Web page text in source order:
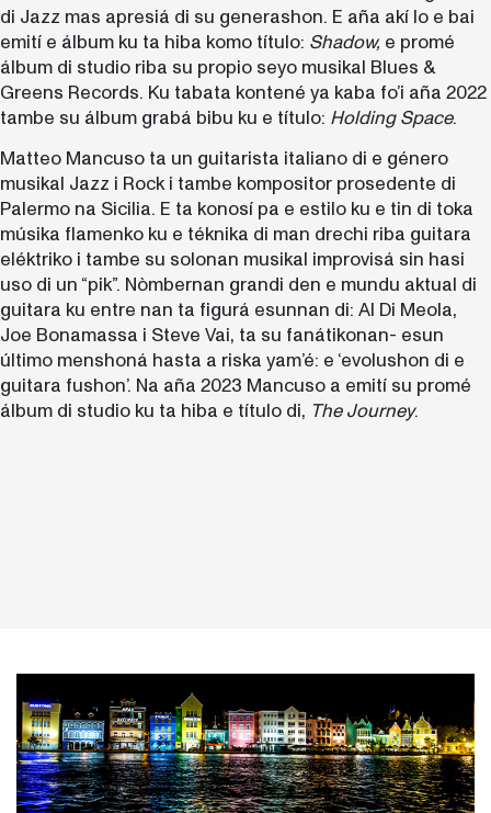
di Jazz mas apresiá di su generashon. E aña akí lo e bai
emití e álbum ku ta hiba komo título: Shadow, e promé
álbum di studio riba su propio seyo musikal Blues &
Greens Records. Ku tabata kontené ya kaba fo’i aña 2022
tambe su álbum grabá bibu ku e título: Holding Space.
Matteo Mancuso ta un guitarista italiano di e género
musikal Jazz i Rock i tambe kompositor prosedente di
Palermo na Sicilia. E ta konosí pa e estilo ku e tin di toka
músika flamenko ku e téknika di man drechi riba guitara
eléktriko i tambe su solonan musikal improvisá sin hasi
uso di un “pik”. Nòmbernan grandi den e mundu aktual di
guitara ku entre nan ta figurá esunnan di: Al Di Meola,
Joe Bonamassa i Steve Vai, ta su fanátikonan- esun
último menshoná hasta a riska yam’é: e ‘evolushon di e
guitara fushon’. Na aña 2023 Mancuso a emití su promé
álbum di studio ku ta hiba e título di, The Journey.